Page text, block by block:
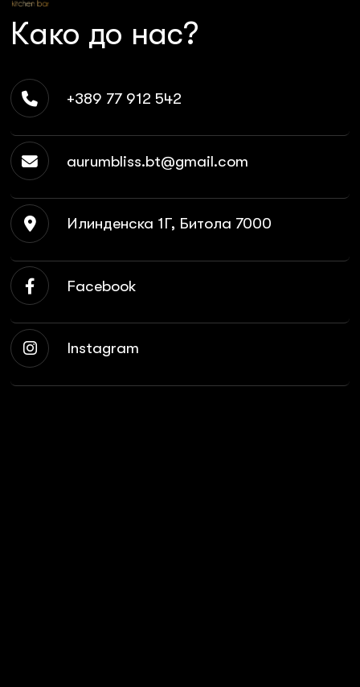
Како до нас?
+389 77 912 542
aurumbliss.bt@gmail.com
Илинденска 1Г, Битола 7000
Facebook
Instagram